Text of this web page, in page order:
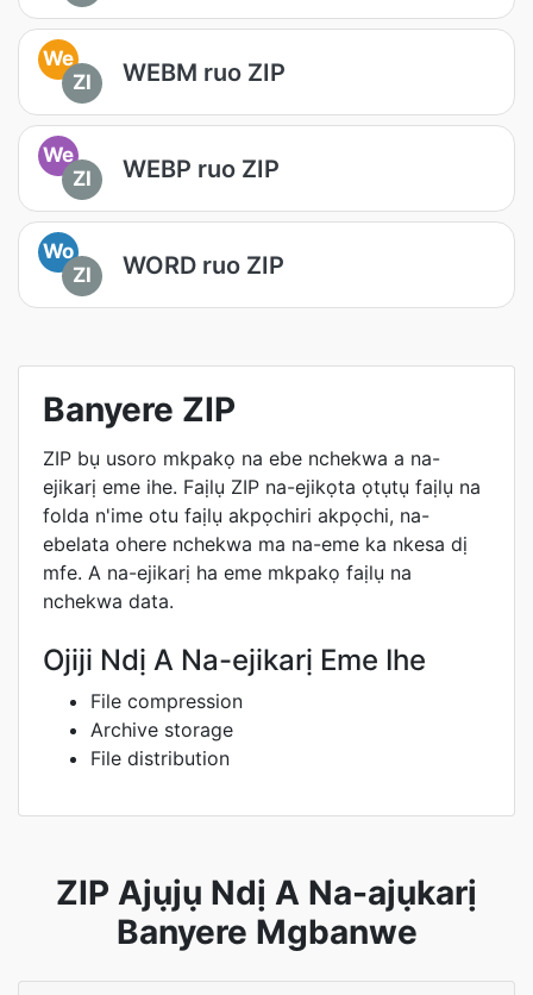
We
ZI
WEBM ruo ZIP
We
ZI
WEBP ruo ZIP
Wo
ZI
WORD ruo ZIP
Banyere ZIP
ZIP bụ usoro mkpakọ na ebe nchekwa a na-
ejikarị eme ihe. Faịlụ ZIP na-ejikọta ọtụtụ faịlụ na
folda n'ime otu faịlụ akpọchiri akpọchi, na-
ebelata ohere nchekwa ma na-eme ka nkesa dị
mfe. A na-ejikarị ha eme mkpakọ faịlụ na
nchekwa data.
Ojiji Ndị A Na-ejikarị Eme Ihe
File compression
Archive storage
File distribution
ZIP Ajụjụ Ndị A Na-ajụkarị
Banyere Mgbanwe